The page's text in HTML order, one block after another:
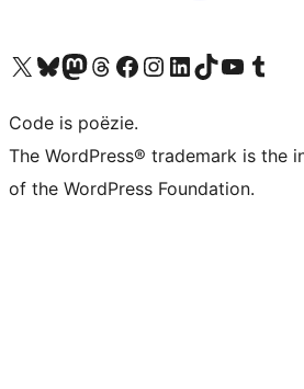
Bezoek ons X (voorheen Twitter) account
Bezoek ons Bluesky account
Bezoek ons Mastodon account
Bezoek ons Threads account
Onze Facebook pagina bezoeken
Bezoek ons Instagram account
Bezoek ons LinkedIn account
Bezoek ons TikTok account
Bezoek ons YouTube kanaal
Bezoek ons
Code is poëzie.
The WordPress® trademark is the
of the WordPress Foundation.